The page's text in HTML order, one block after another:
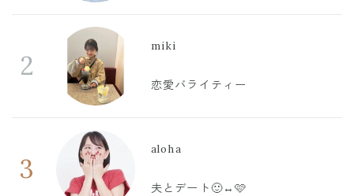
2
miki
恋愛バライティー
3
aloha
夫とデート🙂‍↔️🩷